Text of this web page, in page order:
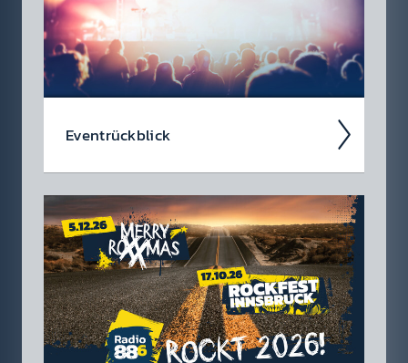
Event­rück­blick
Wir blicken auf coole 88.6 Events zurück.